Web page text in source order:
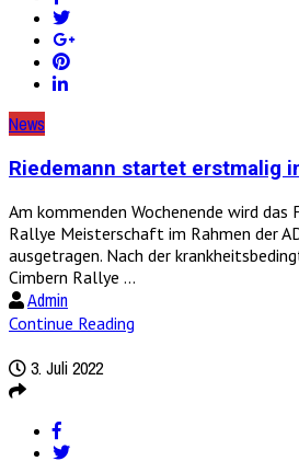
News
Riedemann startet erstmalig
Am kommenden Wochenende wird das
Rallye Meisterschaft im Rahmen der
ausgetragen. Nach der
Cimbern Rallye ...
Admin
Continue Reading
3. Juli 2022